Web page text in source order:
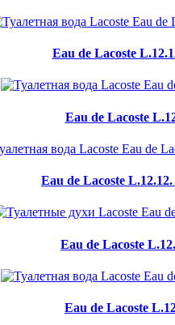
Eau de Lacoste
Eau de Lacoste
Eau de Lacoste
Eau de Lacoste
Eau de Lacoste